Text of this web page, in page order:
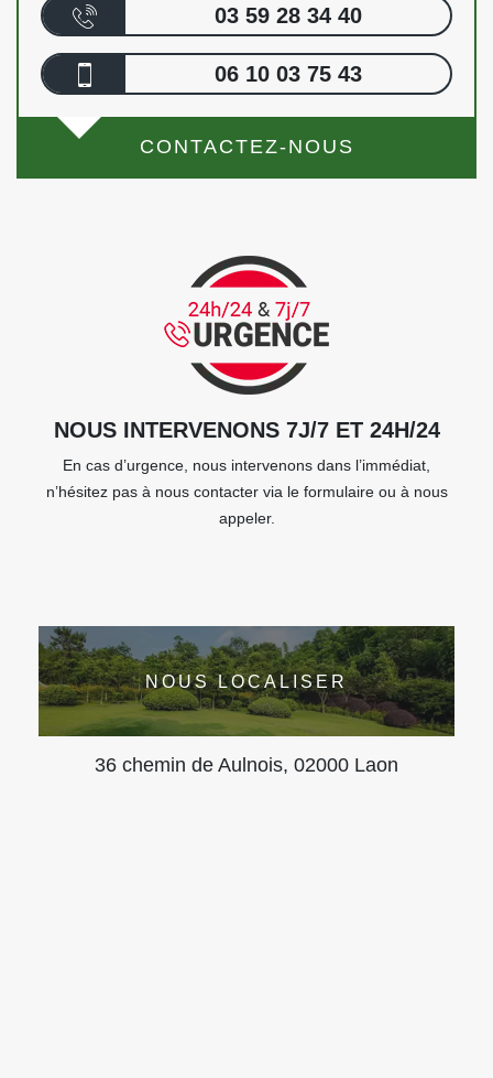
03 59 28 34 40
06 10 03 75 43
CONTACTEZ-NOUS
NOUS INTERVENONS 7J/7 ET 24H/24
En cas d’urgence, nous intervenons dans l’immédiat,
n’hésitez pas à nous contacter via le formulaire ou à nous
appeler.
NOUS LOCALISER
36 chemin de Aulnois, 02000 Laon